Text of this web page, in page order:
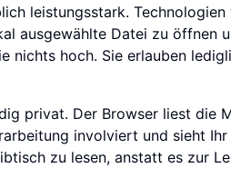
leistungsstark.
ausgewählte Datei zu öffnen
nichts hoch. Sie erlauben
privat. Der Browser liest die
involviert und sieht
zu lesen, anstatt es zur